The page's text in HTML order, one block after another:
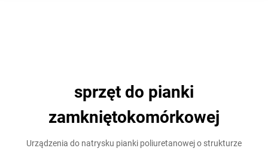
sprzęt do pianki
zamkniętokomórkowej
Urządzenia do natrysku pianki poliuretanowej o strukturze